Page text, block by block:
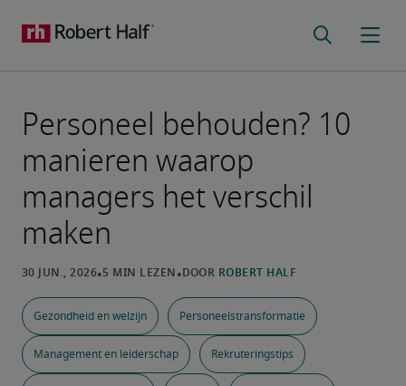
Personeel behouden? 10
manieren waarop
managers het verschil
maken
Gezondheid en welzijn Personeelstransformatie
Management en leiderschap Rekruteringstips